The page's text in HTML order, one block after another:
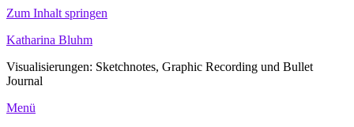
Zum Inhalt springen
Katharina Bluhm
Visualisierungen: Sketchnotes, Graphic Recording und Bullet
Journal
Menü